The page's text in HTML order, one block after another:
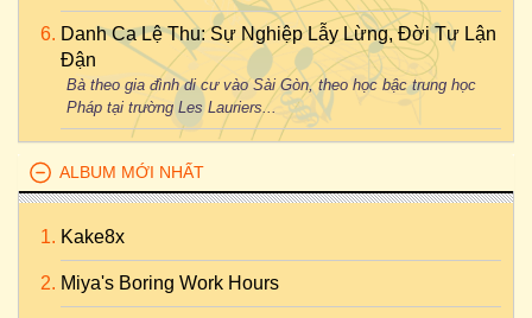
Danh Ca Lệ Thu: Sự Nghiệp Lẫy Lừng, Đời Tư Lận
Đận
Bà theo gia đình di cư vào Sài Gòn, theo học bậc trung học
Pháp tại trường Les Lauriers...
ALBUM MỚI NHẤT
Kake8x
Miya's Boring Work Hours